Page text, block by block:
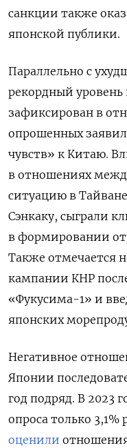
санкции также
японской публики.
Параллельно с
рекордный
зафиксирован в
опрошенных
чувств» к Китаю.
в отношениях
ситуацию в
Сэнкаку, сыграли
в формировании
Также отмечается
кампании КНР
«Фукусима-1» и
японских
Негативное
Японии
год подряд. В 2023
опроса только
оценили